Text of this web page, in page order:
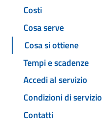
Costi
Cosa serve
Cosa si ottiene
Tempi e scadenze
Accedi al servizio
Condizioni di servizio
Contatti